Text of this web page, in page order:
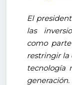
El
las
como
restringir la
tecnología